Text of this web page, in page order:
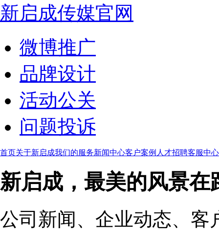
新启成传媒官网
微博推广
品牌设计
活动公关
问题投诉
首页关于新启成我们的服务新闻中心客户案例 人才招聘客服中心
新启成，最美的风景在
公司新闻、企业动态、客